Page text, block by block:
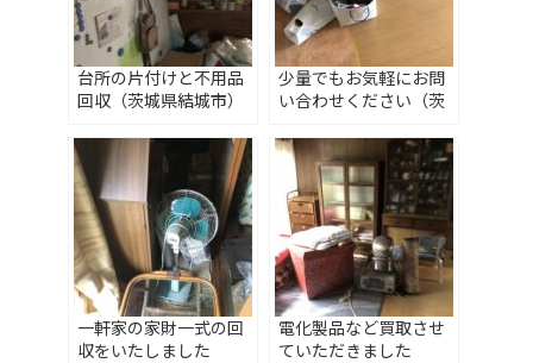
台所の片付けと不用品
回収（茨城県結城市）
少量でもお気軽にお問
い合わせください（茨
一軒家の家財一式の回
収をいたしました
電化製品など買取させ
ていただきました